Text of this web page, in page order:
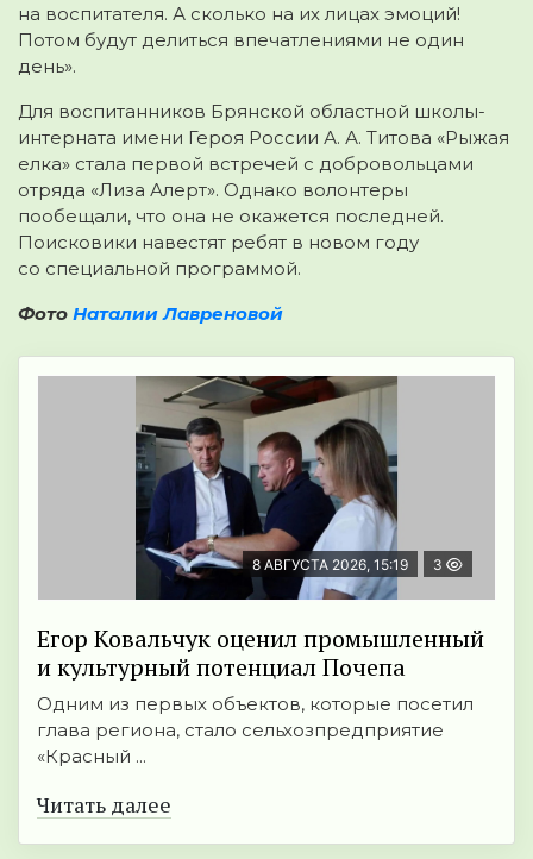
на воспитателя. А сколько на их лицах эмоций!
Потом будут делиться впечатлениями не один
день».
Для воспитанников Брянской областной школы-
интерната имени Героя России А. А. Титова «Рыжая
елка» стала первой встречей с добровольцами
отряда «Лиза Алерт». Однако волонтеры
пообещали, что она не окажется последней.
Поисковики навестят ребят в новом году
со специальной программой.
Фото Наталии Лавреновой
8 АВГУСТА 2026, 15:19 3
Егор Ковальчук оценил промышленный
и культурный потенциал Почепа
Одним из первых объектов, которые посетил
глава региона, стало сельхозпредприятие
«Красный ...
Читать далее